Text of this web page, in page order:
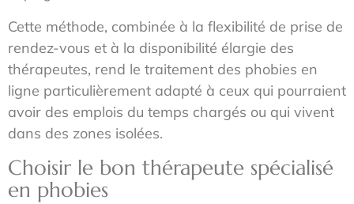
Cette méthode, combinée à la flexibilité de prise de
rendez-vous et à la disponibilité élargie des
thérapeutes, rend le traitement des phobies en
ligne particulièrement adapté à ceux qui pourraient
avoir des emplois du temps chargés ou qui vivent
dans des zones isolées.
Choisir le bon thérapeute spécialisé
en phobies